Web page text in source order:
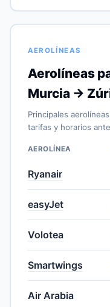
AEROLÍNEAS
Aerolíneas
Murcia →
Principales
tarifas y horarios
AEROLÍNEA
Ryanair
easyJet
Volotea
Smartwings
Air Arabia